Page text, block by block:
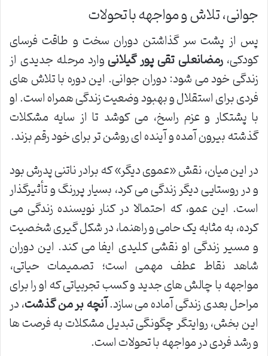
جوانی، تلاش و مواجهه با تحولات
پس از پشت سر گذاشتن دوران سخت و طاقت فرسای
کودکی،رمضانعلی تقی پور گیلانیوارد مرحله جدیدی از
زندگی خود می شود: دوران جوانی. این دوره با تلاش های
فردی برای استقلال و بهبود وضعیت زندگی همراه است. او
با پشتکار و عزم راسخ، می کوشد تا از سایه مشکلات
گذشته بیرون آمده و آینده ای روشن تر برای خود رقم بزند.
در این میان، نقش «عموی دیگر» که برادر ناتنی پدرش بود
و در روستایی دیگر زندگی می کرد، بسیار پررنگ و تأثیرگذار
است. این عمو، که احتمالا در کنار نویسنده زندگی می
کرده، به مثابه یک حامی و راهنما، در شکل گیری شخصیت
و مسیر زندگی او نقشی کلیدی ایفا می کند. این دوران
شاهد نقاط عطف مهمی است؛ تصمیمات حیاتی،
مواجهه با چالش های جدید و کسب تجربیاتی که او را برای
مراحل بعدی زندگی آماده می سازد.آنچه بر من گذشت، در
این بخش، روایتگر چگونگی تبدیل مشکلات به فرصت ها
و رشد فردی در مواجهه با تحولات است.